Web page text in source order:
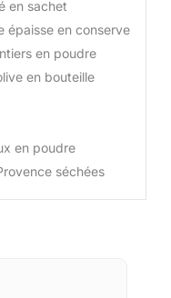
en sachet
épaisse en conserve
en poudre
en bouteille
en poudre
séchées